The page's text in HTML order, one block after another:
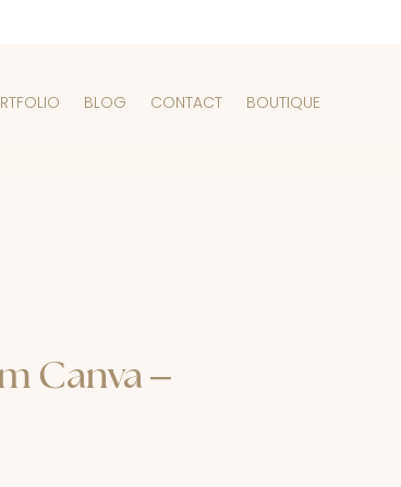
BLOG CONTACT BOUTIQUE
Canva –